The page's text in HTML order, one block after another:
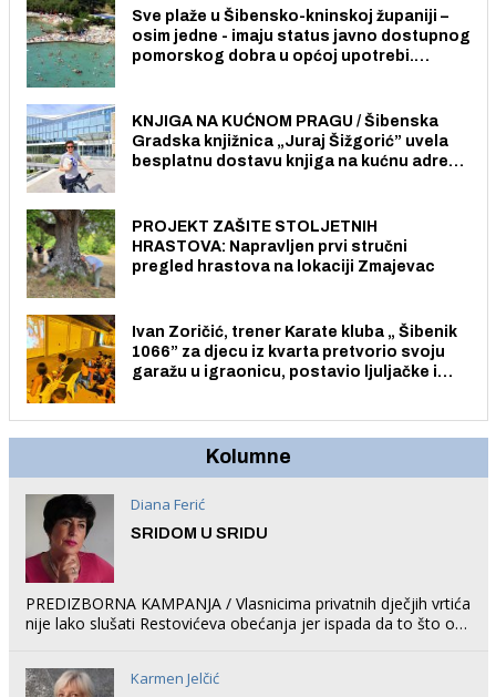
Sve plaže u Šibensko-kninskoj županiji –
osim jedne - imaju status javno dostupnog
pomorskog dobra u općoj upotrebi.
KNJIGA NA KUĆNOM PRAGU / Šibenska
Gradska knjižnica „Juraj Šižgorić” uvela
besplatnu dostavu knjiga na kućnu adresu
PROJEKT ZAŠITE STOLJETNIH
HRASTOVA: Napravljen prvi stručni
pregled hrastova na lokaciji Zmajevac
Ivan Zoričić, trener Karate kluba „ Šibenik
1066” za djecu iz kvarta pretvorio svoju
garažu u igraonicu, postavio ljuljačke i
Kolumne
Diana Ferić
SRIDOM U SRIDU
PREDIZBORNA KAMPANJA / Vlasnicima privatnih dječjih vrtića
nije lako slušati Restovićeva obećanja jer ispada da to što oni
Karmen Jelčić